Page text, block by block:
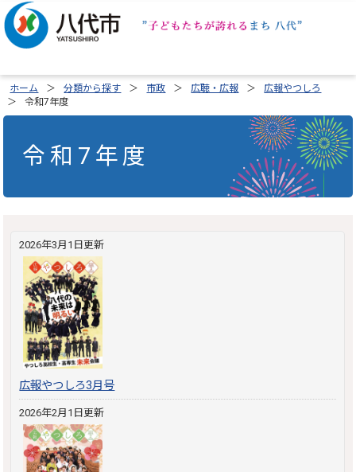
ホーム 分類から探す 市政 広聴・広報
広報やつしろ
令和7年度
令和7年度
2026年3月1日更新
広報やつしろ3月号
2026年2月1日更新